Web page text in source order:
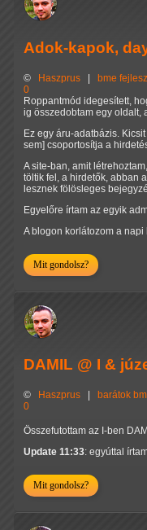
Adok-kapok,
© Haszprus | bme
0
Roppantmód idegesített,
ig összedobtam egy oldalt,
Ez egy áru-adatbázis.
sem] csoportosítja a
A site-ban, amit
töltik fel, a hirdetők, abban
lesznek fölösleges
Egyelőre írtam az egyik
A blogon korlátozom a napi
Mit gondolsz?
DAMIL @ I &
© Haszprus barátok
0
Összefutottam az I-ben
Update 11:33: egyúttal
Mit gondolsz?